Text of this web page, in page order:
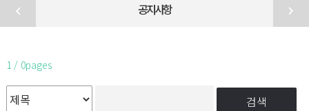
공지사항
1 / 0pages
검색